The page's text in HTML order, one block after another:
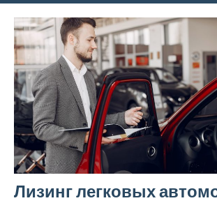
Лизинг легковых